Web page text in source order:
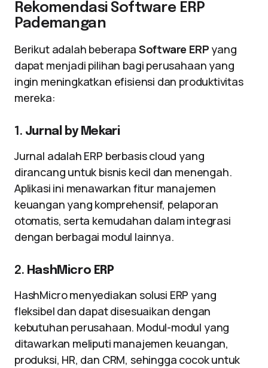
Rekomendasi Software ERP
Pademangan
Berikut adalah beberapa Software ERP yang
dapat menjadi pilihan bagi perusahaan yang
ingin meningkatkan efisiensi dan produktivitas
mereka:
1. Jurnal by Mekari
Jurnal adalah ERP berbasis cloud yang
dirancang untuk bisnis kecil dan menengah.
Aplikasi ini menawarkan fitur manajemen
keuangan yang komprehensif, pelaporan
otomatis, serta kemudahan dalam integrasi
dengan berbagai modul lainnya.
2. HashMicro ERP
HashMicro menyediakan solusi ERP yang
fleksibel dan dapat disesuaikan dengan
kebutuhan perusahaan. Modul-modul yang
ditawarkan meliputi manajemen keuangan,
produksi, HR, dan CRM, sehingga cocok untuk